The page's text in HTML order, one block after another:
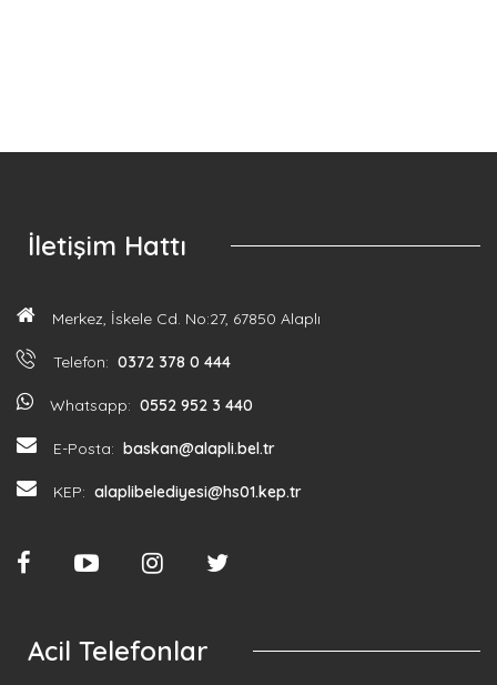
İletişim Hattı
Merkez, İskele Cd. No:27, 67850 Alaplı
Telefon: 0372 378 0 444
Whatsapp: 0552 952 3 440
E-Posta: baskan@alapli.bel.tr
KEP: alaplibelediyesi@hs01.kep.tr
Acil Telefonlar